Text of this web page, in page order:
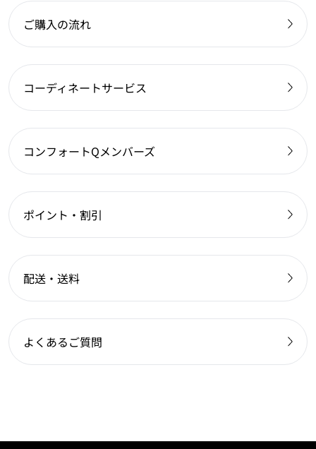
ご購入の流れ
コーディネートサービス
コンフォートQメンバーズ
ポイント・割引
配送・送料
よくあるご質問